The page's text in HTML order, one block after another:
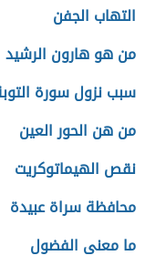
التهاب الجفن
من هو هارون الرشيد
سبب نزول سورة
من هن الحور العين
نقص الهيماتوكريت
محافظة سراة عبيدة
ما معنى الفضول